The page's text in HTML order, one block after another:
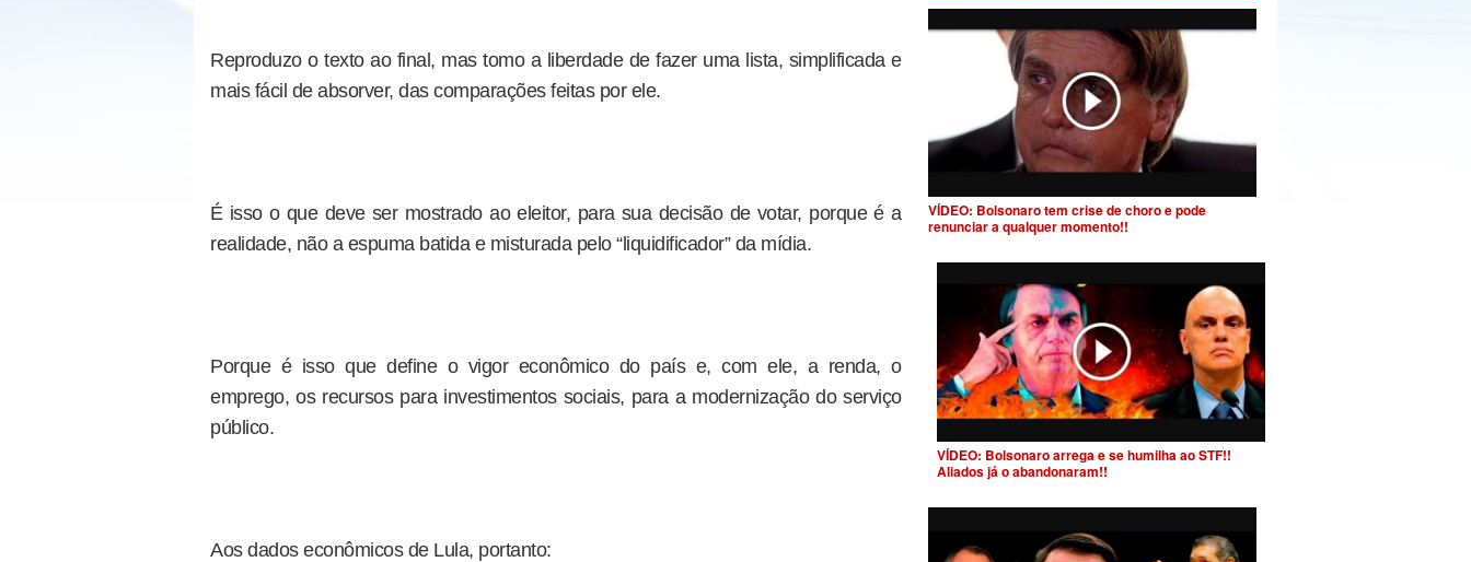
Reproduzo o texto ao final, mas tomo a liberdade de fazer uma lista, simplificada e
mais fácil de absorver, das comparações feitas por ele.
É isso o que deve ser mostrado ao eleitor, para sua decisão de votar, porque é a
realidade, não a espuma batida e misturada pelo “liquidificador” da mídia.
Porque é isso que define o vigor econômico do país e, com ele, a renda, o
emprego, os recursos para investimentos sociais, para a modernização do serviço
público.
Aos dados econômicos de Lula, portanto:
VÍDEO: Bolsonaro tem crise de choro e pode
renunciar a qualquer momento!!
VÍDEO: Bolsonaro arrega e se humilha ao STF!!
Aliados já o abandonaram!!